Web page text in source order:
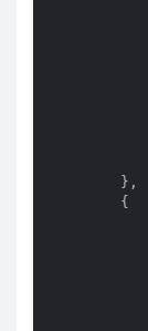
        },
        {